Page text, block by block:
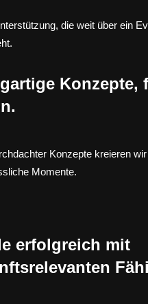
die weit über ein
Konzepte,
Konzepte kreieren wir
Momente.
erfolgreich mit